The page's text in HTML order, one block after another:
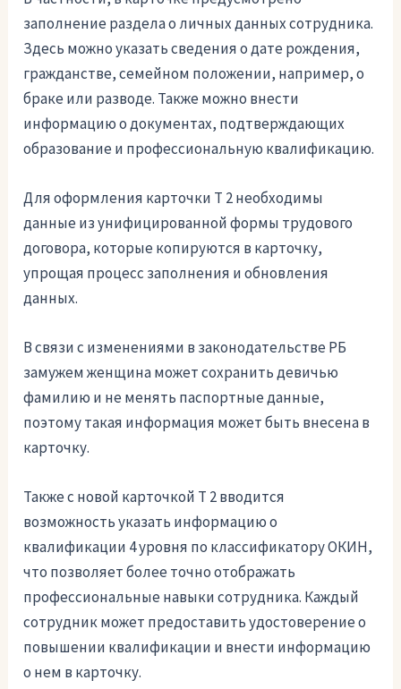
заполнение раздела о личных данных сотрудника.
Здесь можно указать сведения о дате рождения,
гражданстве, семейном положении, например, о
браке или разводе. Также можно внести
информацию о документах, подтверждающих
образование и профессиональную квалификацию.
Для оформления карточки Т 2 необходимы
данные из унифицированной формы трудового
договора, которые копируются в карточку,
упрощая процесс заполнения и обновления
данных.
В связи с изменениями в законодательстве РБ
замужем женщина может сохранить девичью
фамилию и не менять паспортные данные,
поэтому такая информация может быть внесена в
карточку.
Также с новой карточкой Т 2 вводится
возможность указать информацию о
квалификации 4 уровня по классификатору ОКИН,
что позволяет более точно отображать
профессиональные навыки сотрудника. Каждый
сотрудник может предоставить удостоверение о
повышении квалификации и внести информацию
о нем в карточку.